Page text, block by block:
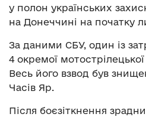
у полон українських
на Донеччині на початку
За даними СБУ, один із
4 окремої
Весь його взвод був
Часів Яр.
Після боєзіткнення